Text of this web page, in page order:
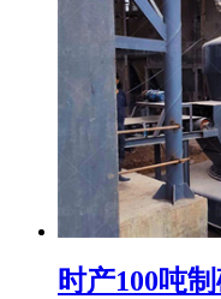
时产100吨